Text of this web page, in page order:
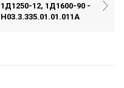
1Д1250-12, 1Д1600-90 -
Н03.3.335.01.01.011А